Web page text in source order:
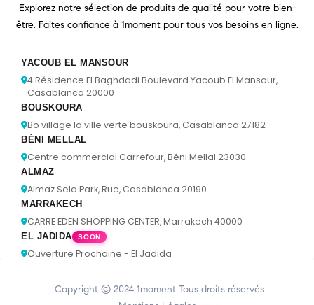
Explorez notre sélection de produits de qualité pour votre bien-
être. Faites confiance à 1moment pour tous vos besoins en ligne.
YACOUB EL MANSOUR
4 Résidence El Baghdadi Boulevard Yacoub El Mansour,
Casablanca 20000
BOUSKOURA
Bo village la ville verte bouskoura, Casablanca 27182
BÉNI MELLAL
Centre commercial Carrefour, Béni Mellal 23030
ALMAZ
Almaz Sela Park, Rue, Casablanca 20190
MARRAKECH
CARRE EDEN SHOPPING CENTER, Marrakech 40000
EL JADIDA SOON
Ouverture Prochaine - El Jadida
Copyright © 2024 1moment Tous droits réservés.